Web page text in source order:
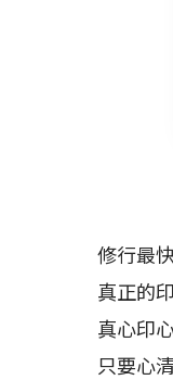
修行最
真正的
真心印
只要心